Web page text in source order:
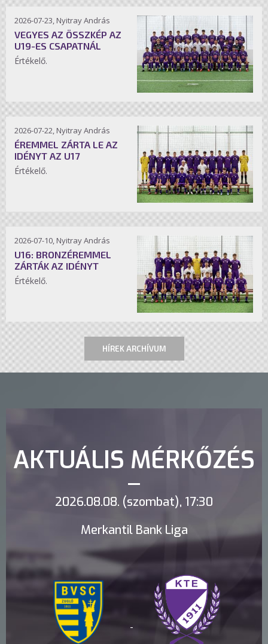
2026-07-23, Nyitray András
VEGYES AZ ÖSSZKÉP AZ
U19-ES CSAPATNÁL
Értékelő.
2026-07-22, Nyitray András
ÉREMMEL ZÁRTA LE AZ
IDÉNYT AZ U17
Értékelő.
2026-07-10, Nyitray András
U16: BRONZÉREMMEL
ZÁRTÁK AZ IDÉNYT
Értékelő.
HÍREK ARCHÍVUM
AKTUÁLIS MÉRKŐZÉS
2026.08.08. (szombat), 17:30
Merkantil Bank Liga
-